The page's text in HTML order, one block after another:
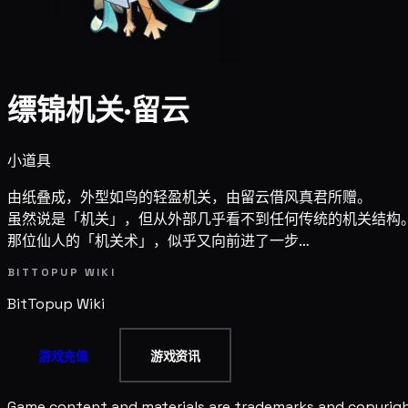
缥锦机关·留云
小道具
由纸叠成，外型如鸟的轻盈机关，由留云借风真君所赠。
虽然说是「机关」，但从外部几乎看不到任何传统的机关结构。
那位仙人的「机关术」，似乎又向前进了一步…
BITTOPUP WIKI
BitTopup Wiki
游戏充值 游戏资讯